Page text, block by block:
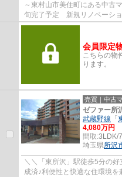
～東村山市美住町にある中古マンショ
旬完了予定 新規リノベーシ
宿線「久米川」駅より徒歩約
会員限定
こちらの物
ります。
売買｜中古
ゼファー所
武蔵野線 「
4,080万円
間取:3LDK/
埼玉県所沢
＼＼「東所沢」駅徒歩5分の
成済♪利便性と快適な住環境を兼ね備